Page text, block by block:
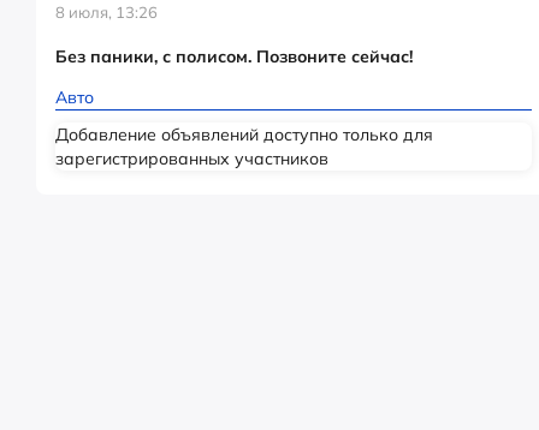
8 июля, 13:26
Без паники, с полисом. Позвоните сейчас!
Авто
Добавление объявлений доступно только для
зарегистрированных участников